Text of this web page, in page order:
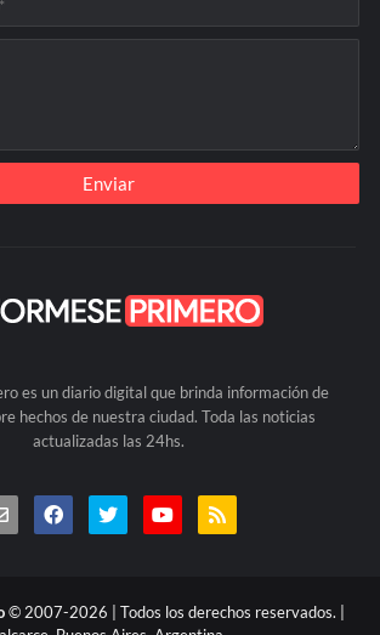
es un diario digital que brinda información de
hechos de nuestra ciudad. Toda las noticias
actualizadas las 24hs.
© 2007-2026 | Todos los derechos reservados. |